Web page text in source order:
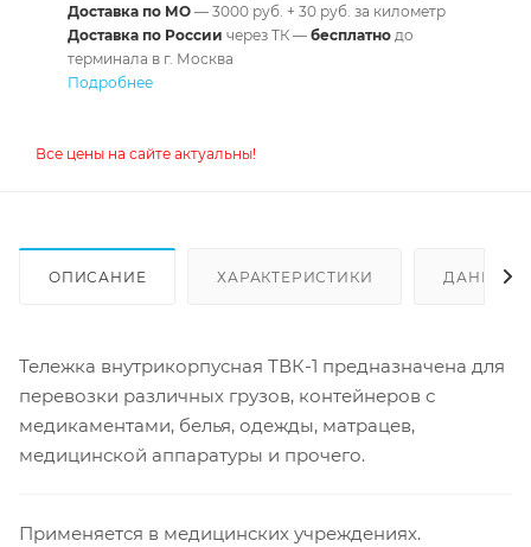
Доставка по МО — 3000 руб. + 30 руб. за километр
Доставка по России через ТК — бесплатно до
терминала в г. Москва
Подробнее
Все цены на сайте актуальны!
ОПИСАНИЕ ХАРАКТЕРИСТИКИ ДАННЫЕ
Тележка внутрикорпусная ТВК-1 предназначена для
перевозки различных грузов, контейнеров с
медикаментами, белья, одежды, матрацев,
медицинской аппаратуры и прочего.
Применяется в медицинских учреждениях.